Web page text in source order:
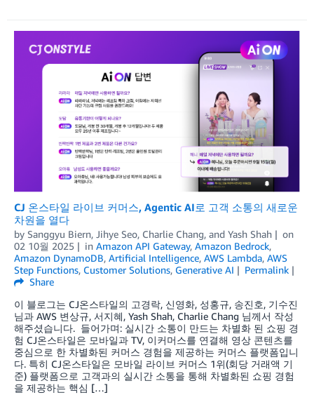
CJ 온스타일 라이브 커머스, Agentic AI로 고객 소통의 새로운
차원을 열다
by Sanggyu Biern, Jihye Seo, Charlie Chang, and Yash Shah
on
02 10월 2025
in Amazon API Gateway, Amazon Bedrock,
Amazon DynamoDB, Artificial Intelligence, AWS Lambda, AWS
Step Functions, Customer Solutions, Generative AI
Permalink
Share
이 블로그는 CJ온스타일의 고경락, 신영화, 성홍규, 송진호, 기수진
님과 AWS 변상규, 서지혜, Yash Shah, Charlie Chang 님께서 작성
해주셨습니다. 들어가며: 실시간 소통이 만드는 차별화 된 쇼핑 경
험 CJ온스타일은 모바일과 TV, 이커머스를 연결해 영상 콘텐츠를
중심으로 한 차별화된 커머스 경험을 제공하는 커머스 플랫폼입니
다. 특히 CJ온스타일은 모바일 라이브 커머스 1위(회당 거래액 기
준) 플랫폼으로 고객과의 실시간 소통을 통해 차별화된 쇼핑 경험
을 제공하는 핵심 […]